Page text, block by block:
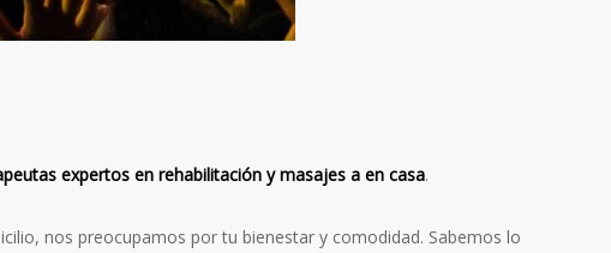
expertos en rehabilitación y masajes a en casa.
nos preocupamos por tu bienestar y comodidad. Sabemos lo